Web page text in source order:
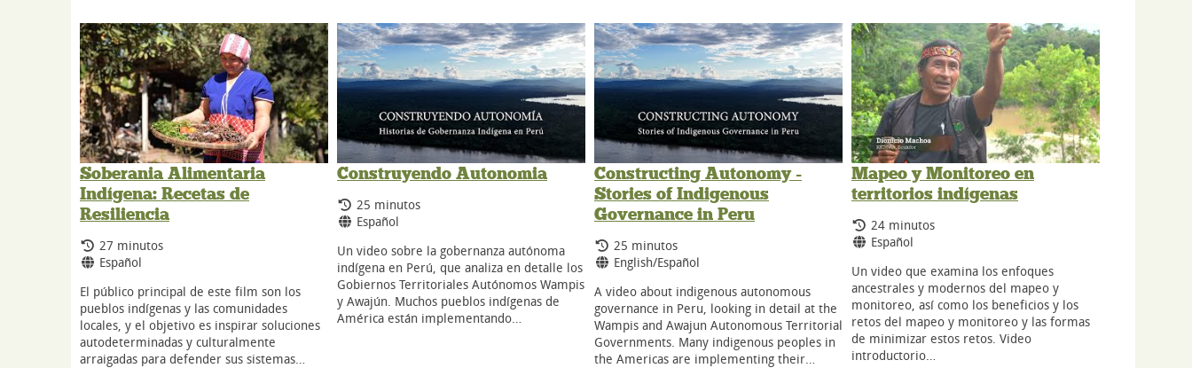
Soberania Alimentaria
Indígena: Recetas de
Resiliencia
Tiempo de duración:
27 minutos
Idiomas:
Español
El público principal de este film son los
pueblos indígenas y las comunidades
locales, y el objetivo es inspirar soluciones
autodeterminadas y culturalmente
arraigadas para defender sus sistemas…
Construyendo Autonomia
Tiempo de duración:
25 minutos
Idiomas:
Español
Un video sobre la gobernanza autónoma
indígena en Perú, que analiza en detalle los
Gobiernos Territoriales Autónomos Wampis
y Awajún. Muchos pueblos indígenas de
América están implementando…
Constructing Autonomy -
Stories of Indigenous
Governance in Peru
Tiempo de duración:
25 minutos
Idiomas:
English/Español
A video about indigenous autonomous
governance in Peru, looking in detail at the
Wampis and Awajun Autonomous Territorial
Governments. Many indigenous peoples in
the Americas are implementing their…
Mapeo y Monitoreo en
territorios indígenas
Tiempo de duración:
24 minutos
Idiomas:
Español
Un video que examina los enfoques
ancestrales y modernos del mapeo y
monitoreo, así como los beneficios y los
retos del mapeo y monitoreo y las formas
de minimizar estos retos. Video
introductorio…